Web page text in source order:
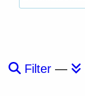
Filter—